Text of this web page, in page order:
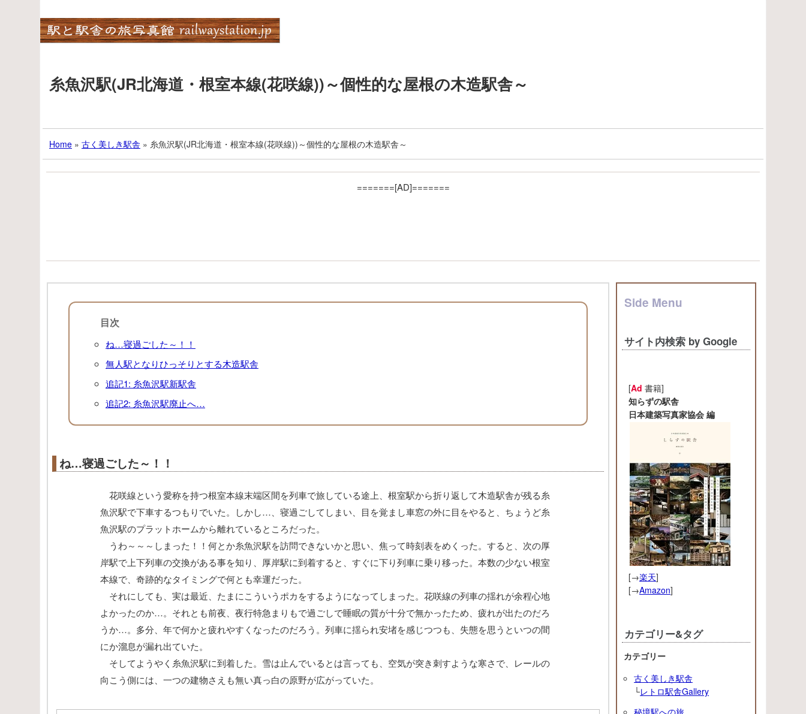
Skip
to
content
糸魚沢駅(JR北海道・根室本線(花咲線))～個性的な屋根の木造駅舎～
Home » 古く美しき駅舎 » 糸魚沢駅(JR北海道・根室本線(花咲線))～個性的な屋根の木造駅舎～
=======[AD]=======
目次
ね…寝過ごした～！！
無人駅となりひっそりとする木造駅舎
追記1: 糸魚沢駅新駅舎
追記2: 糸魚沢駅廃止へ…
ね…寝過ごした～！！
花咲線という愛称を持つ根室本線末端区間を列車で旅している途上、根室駅から折り返して木造駅舎が残る糸
魚沢駅で下車するつもりでいた。しかし…、寝過ごしてしまい、目を覚まし車窓の外に目をやると、ちょうど糸
魚沢駅のプラットホームから離れているところだった。
うわ～～～しまった！！何とか糸魚沢駅を訪問できないかと思い、焦って時刻表をめくった。すると、次の厚
岸駅で上下列車の交換がある事を知り、厚岸駅に到着すると、すぐに下り列車に乗り移った。本数の少ない根室
本線で、奇跡的なタイミングで何とも幸運だった。
それにしても、実は最近、たまにこういうポカをするようになってしまった。花咲線の列車の揺れが余程心地
よかったのか…。それとも前夜、夜行特急まりもで過ごしで睡眠の質が十分で無かったため、疲れが出たのだろ
うか…。多分、年で何かと疲れやすくなったのだろう。列車に揺られ安堵を感じつつも、失態を思うといつの間
にか溜息が漏れ出ていた。
そしてようやく糸魚沢駅に到着した。雪は止んでいるとは言っても、空気が突き刺すような寒さで、レールの
向こう側には、一つの建物さえも無い真っ白の原野が広がっていた。
Side Menu
サイト内検索 by Google
[Ad 書籍]
知らずの駅舎
日本建築写真家協会 編
[→楽天]
[→Amazon]
カテゴリー&タグ
カテゴリー
古く美しき駅舎
└レトロ駅舎Gallery